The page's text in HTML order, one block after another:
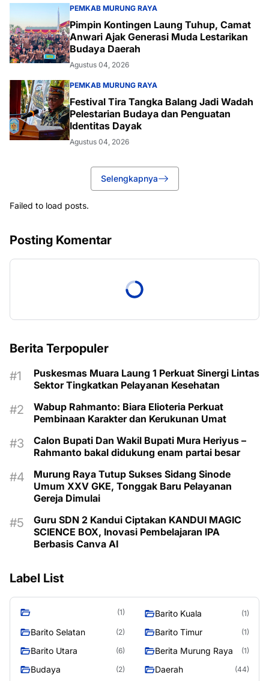
PEMKAB MURUNG RAYA
Pimpin Kontingen Laung Tuhup, Camat
Anwari Ajak Generasi Muda Lestarikan
Budaya Daerah
Agustus 04, 2026
PEMKAB MURUNG RAYA
Festival Tira Tangka Balang Jadi Wadah
Pelestarian Budaya dan Penguatan
Identitas Dayak
Agustus 04, 2026
Selengkapnya
Failed to load posts.
Posting Komentar
Berita Terpopuler
Puskesmas Muara Laung 1 Perkuat Sinergi Lintas
Sektor Tingkatkan Pelayanan Kesehatan
Wabup Rahmanto: Biara Elioteria Perkuat
Pembinaan Karakter dan Kerukunan Umat
Calon Bupati Dan Wakil Bupati Mura Heriyus –
Rahmanto bakal didukung enam partai besar
Murung Raya Tutup Sukses Sidang Sinode
Umum XXV GKE, Tonggak Baru Pelayanan
Gereja Dimulai
Guru SDN 2 Kandui Ciptakan KANDUI MAGIC
SCIENCE BOX, Inovasi Pembelajaran IPA
Berbasis Canva AI
Label List
(1) Barito Kuala (1)
Barito Selatan (2) Barito Timur (1)
Barito Utara (6) Berita Murung Raya (1)
Budaya (2) Daerah (44)